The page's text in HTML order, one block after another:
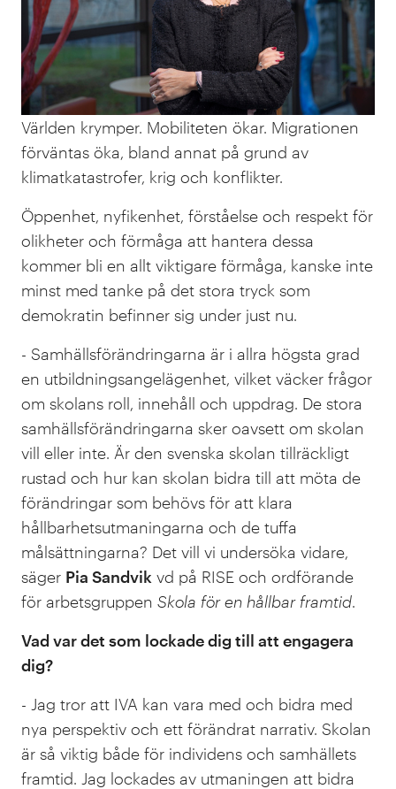
Världen krymper. Mobiliteten ökar. Migrationen
förväntas öka, bland annat på grund av
klimatkatastrofer, krig och konflikter.
Öppenhet, nyfikenhet, förståelse och respekt för
olikheter och förmåga att hantera dessa
kommer bli en allt viktigare förmåga, kanske inte
minst med tanke på det stora tryck som
demokratin befinner sig under just nu.
- Samhällsförändringarna är i allra högsta grad
en utbildningsangelägenhet, vilket väcker frågor
om skolans roll, innehåll och uppdrag. De stora
samhällsförändringarna sker oavsett om skolan
vill eller inte. Är den svenska skolan tillräckligt
rustad och hur kan skolan bidra till att möta de
förändringar som behövs för att klara
hållbarhetsutmaningarna och de tuffa
målsättningarna? Det vill vi undersöka vidare,
säger Pia Sandvik vd på RISE och ordförande
för arbetsgruppen Skola för en hållbar framtid.
Vad var det som lockade dig till att engagera
dig?
- Jag tror att IVA kan vara med och bidra med
nya perspektiv och ett förändrat narrativ. Skolan
är så viktig både för individens och samhällets
framtid. Jag lockades av utmaningen att bidra